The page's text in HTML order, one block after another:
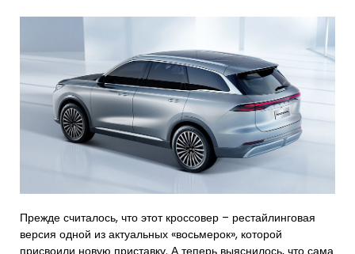
Прежде считалось, что этот кроссовер – рестайлинговая
версия одной из актуальных «восьмерок», которой
присвоили новую приставку. А теперь выяснилось, что сама